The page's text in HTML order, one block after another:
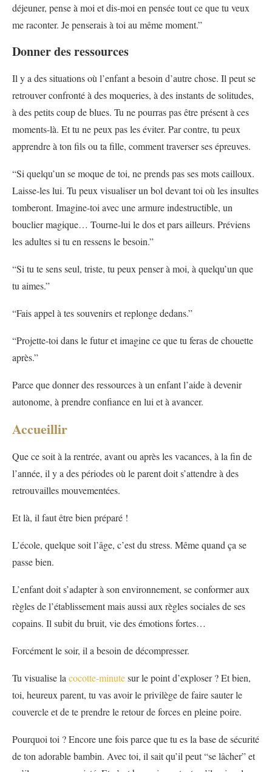
déjeuner, pense à moi et dis-moi en pensée tout ce que tu veux
me raconter. Je penserais à toi au même moment.”
Donner des ressources
Il y a des situations où l’enfant a besoin d’autre chose. Il peut se
retrouver confronté à des moqueries, à des instants de solitudes,
à des petits coup de blues. Tu ne pourras pas être présent à ces
moments-là. Et tu ne peux pas les éviter. Par contre, tu peux
apprendre à ton fils ou ta fille, comment traverser ses épreuves.
“Si quelqu’un se moque de toi, ne prends pas ses mots cailloux.
Laisse-les lui. Tu peux visualiser un bol devant toi où les insultes
tomberont. Imagine-toi avec une armure indestructible, un
bouclier magique… Tourne-lui le dos et pars ailleurs. Préviens
les adultes si tu en ressens le besoin.”
“Si tu te sens seul, triste, tu peux penser à moi, à quelqu’un que
tu aimes.”
“Fais appel à tes souvenirs et replonge dedans.”
“Projette-toi dans le futur et imagine ce que tu feras de chouette
après.”
Parce que donner des ressources à un enfant l’aide à devenir
autonome, à prendre confiance en lui et à avancer.
Accueillir
Que ce soit à la rentrée, avant ou après les vacances, à la fin de
l’année, il y a des périodes où le parent doit s’attendre à des
retrouvailles mouvementées.
Et là, il faut être bien préparé !
L’école, quelque soit l’âge, c’est du stress. Même quand ça se
passe bien.
L’enfant doit s’adapter à son environnement, se conformer aux
règles de l’établissement mais aussi aux règles sociales de ses
copains. Il subit du bruit, vie des émotions fortes…
Forcément le soir, il a besoin de décompresser.
Tu visualise la cocotte-minutesur le point d’exploser ? Et bien,
toi, heureux parent, tu vas avoir le privilège de faire sauter le
couvercle et de te prendre le retour de forces en pleine poire.
Pourquoi toi ? Encore une fois parce que tu es la base de sécurité
de ton adorable bambin. Avec toi, il sait qu’il peut “se lâcher” et